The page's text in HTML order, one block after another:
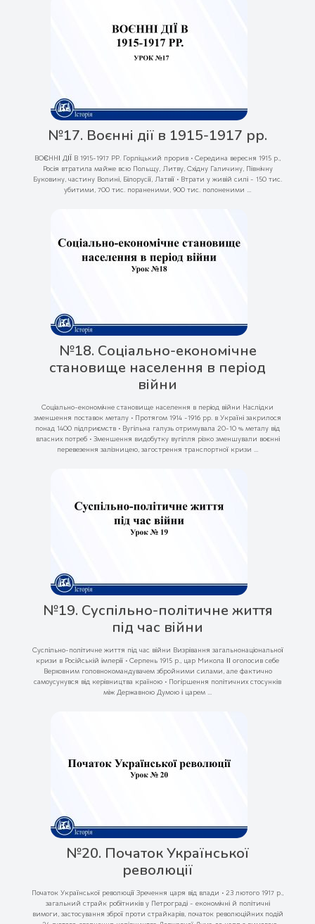
№17. Воєнні дії в 1915-1917 рр.
ВОЄННІ ДІЇ В 1915-1917 РР. Горліцький прорив • Середина вересня 1915 р.,
Росія втратила майже всю Польщу, Литву, Східну Галичину, Північну
Буковину, частину Волині, Білорусії, Латвії • Втрати у живій силі - 150 тис.
убитими, 700 тис. пораненими, 900 тис. полоненими ...
№18. Соціально-економічне
становище населення в період
війни
Соціально-економічне становище населення в період війни Наслідки
зменшення поставок металу • Протягом 1914 -1916 рр. в Україні закрилося
понад 1400 підприємств • Вугільна галузь отримувала 20-10 % металу від
власних потреб • Зменшення видобутку вугілля різко зменшували воєнні
перевезення залізницею, загострення транспортної кризи ...
№19. Суспільно-політичне життя
під час війни
Суспільно-політичне життя під час війни Визрівання загальнонаціональної
кризи в Російській імперії • Серпень 1915 р., цар Микола ІІ оголосив себе
Верховним головнокомандувачем збройними силами, але фактично
самоусунувся від керівництва країною • Погіршення політичних стосунків
між Державною Думою і царем ...
№20. Початок Української
революції
Початок Української революції Зречення царя від влади • 23 лютого 1917 р.,
загальний страйк робітників у Петрограді - економічні й політичні
вимоги, застосування зброї проти страйкарів, початок революційних подій